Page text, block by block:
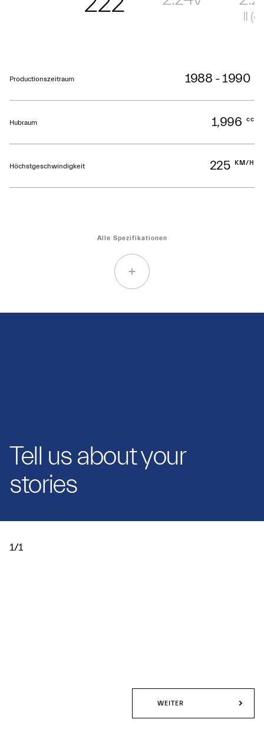
II
Productionszeitraum 1988 - 1990
Hubraum 1,996 cc
Höchstgeschwindigkeit 225 KM/H
Alle Spezifikationen
Tell us about your
stories
1/1
WEITER